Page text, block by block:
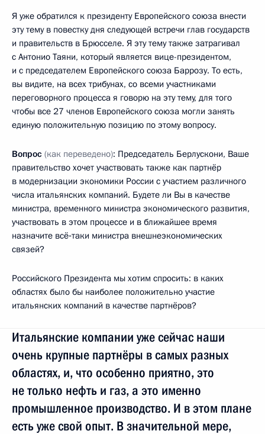
Я уже обратился к президенту Европейского союза внести
эту тему в повестку дня следующей встречи глав государств
и правительств в Брюсселе. Я эту тему также затрагивал
с Антонио Таяни, который является вице-президентом,
и с председателем Европейского союза Баррозу. То есть,
вы видите, на всех трибунах, со всеми участниками
переговорного процесса я говорю на эту тему, для того
чтобы все 27 членов Европейского союза могли занять
единую положительную позицию по этому вопросу.
Вопрос (как переведено): Председатель Берлускони, Ваше
правительство хочет участвовать также как партнёр
в модернизации экономики России с участием различного
числа итальянских компаний. Будете ли Вы в качестве
министра, временного министра экономического развития,
участвовать в этом процессе и в ближайшее время
назначите всё‑таки министра внешнеэкономических
связей?
Российского Президента мы хотим спросить: в каких
областях было бы наиболее положительно участие
итальянских компаний в качестве партнёров?
Итальянские компании уже сейчас наши
очень крупные партнёры в самых разных
областях, и, что особенно приятно, это
не только нефть и газ, а это именно
промышленное производство. И в этом плане
есть уже свой опыт. В значительной мере,